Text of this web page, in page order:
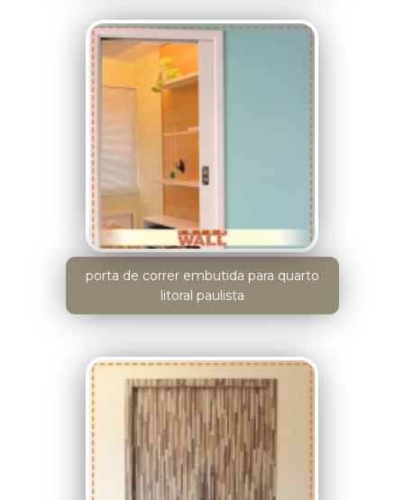
porta de correr embutida para quarto
litoral paulista